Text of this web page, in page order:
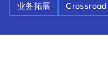
业务拓展 Crossroad